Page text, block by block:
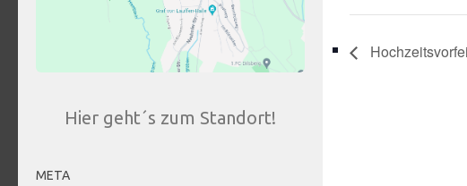
Hier geht´s zum Standort!
META